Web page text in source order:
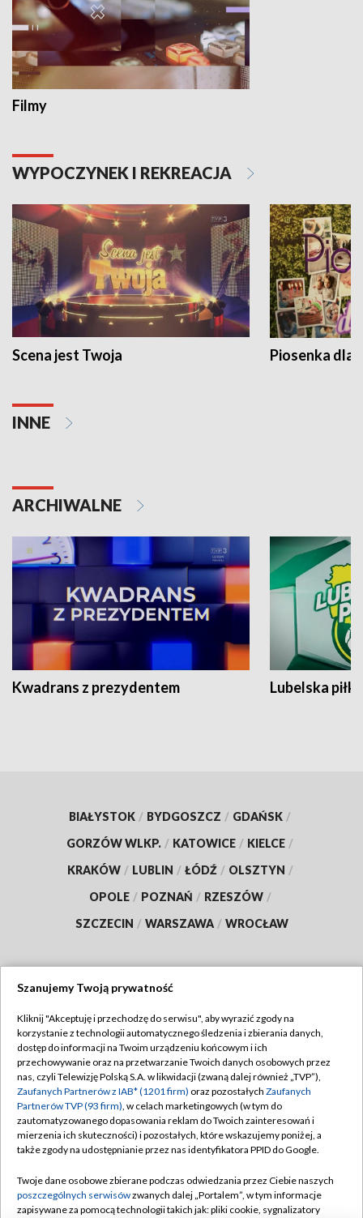
Filmy
WYPOCZYNEK I REKREACJA
Scena jest Twoja Piosenka dla
INNE
ARCHIWALNE
Kwadrans z prezydentem Lubelska piłka
BIAŁYSTOK / BYDGOSZCZ / GDAŃSK /
GORZÓW WLKP. / KATOWICE / KIELCE /
KRAKÓW / LUBLIN / ŁÓDŹ / OLSZTYN /
OPOLE / POZNAŃ / RZESZÓW /
SZCZECIN / WARSZAWA / WROCŁAW
TVP
Abonament TVP
Emisja w TVP
Centrum informacji TVP
Naziemna Telewizja Cyfrowa
Rada Programowa
Regulamin TVP
Polityka prywatności
Moje zgody
Pomoc
Kontakt
Szanujemy Twoją prywatność
Kliknij "Akceptuję i przechodzę do serwisu", aby wyrazić zgody na
korzystanie z technologii automatycznego śledzenia i zbierania danych,
dostęp do informacji na Twoim urządzeniu końcowym i ich
przechowywanie oraz na przetwarzanie Twoich danych osobowych przez
nas, czyli Telewizję Polską S.A. w likwidacji (zwaną dalej również „TVP”),
Zaufanych Partnerów z IAB* (1201 firm) oraz pozostałych Zaufanych
Partnerów TVP (93 firm), w celach marketingowych (w tym do
zautomatyzowanego dopasowania reklam do Twoich zainteresowań i
mierzenia ich skuteczności) i pozostałych, które wskazujemy poniżej, a
także zgody na udostępnianie przez nas identyfikatora PPID do Google.
Twoje dane osobowe zbierane podczas odwiedzania przez Ciebie naszych
poszczególnych serwisówzwanych dalej „Portalem”, w tym informacje
zapisywane za pomocą technologii takich jak: pliki cookie, sygnalizatory